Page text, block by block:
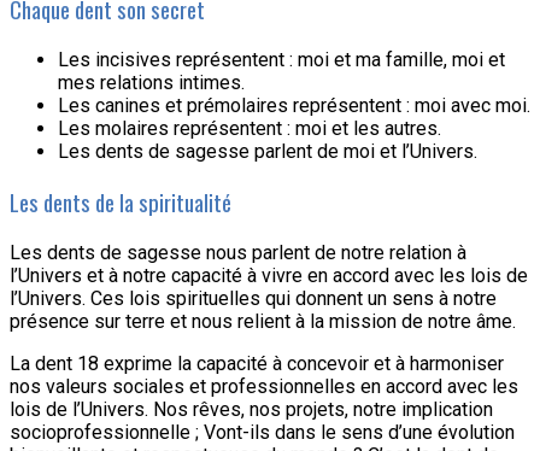
Chaque dent son secret
Les incisives représentent : moi et ma famille, moi et
mes relations intimes.
Les canines et prémolaires représentent : moi avec moi.
Les molaires représentent : moi et les autres.
Les dents de sagesse parlent de moi et l’Univers.
Les dents de la spiritualité
Les dents de sagesse nous parlent de notre relation à
l’Univers et à notre capacité à vivre en accord avec les lois de
l’Univers. Ces lois spirituelles qui donnent un sens à notre
présence sur terre et nous relient à la mission de notre âme.
La dent 18 exprime la capacité à concevoir et à harmoniser
nos valeurs sociales et professionnelles en accord avec les
lois de l’Univers. Nos rêves, nos projets, notre implication
socioprofessionnelle ; Vont-ils dans le sens d’une évolution